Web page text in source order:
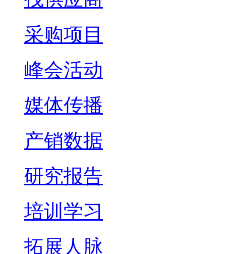
采购项目
峰会活动
媒体传播
产销数据
研究报告
培训学习
拓展人脉